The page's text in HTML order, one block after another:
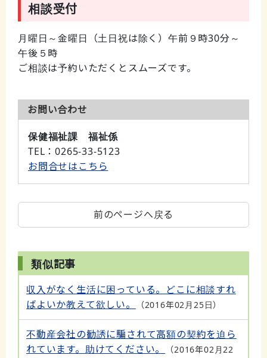
相談受付
月曜日～金曜日（土日祝は除く）午前９時30分～
午後５時
ご相談は予約いただくとスムーズです。
お問い合わせ
保健福祉課 福祉係
TEL ：0265-33-5123
お問合せはこちら
前のページへ戻る
類似記事
収入がなく生活に困っている。どこに相談すれ
ばよいか教えて欲しい。
2016年02月25日
不動産会社の勧誘に騙されて高額の契約を迫ら
れています。助けてください。
2016年02月22